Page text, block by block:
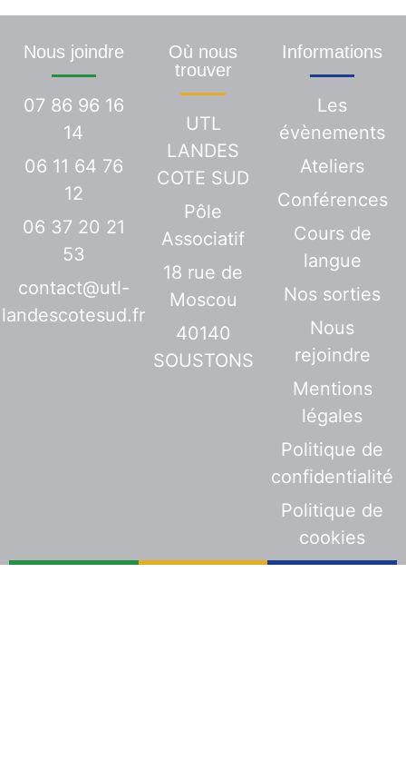
Nous joindre
07 86 96 16
14
06 11 64 76
12
06 37 20 21
53
contact@utl-
landescotesud.fr
Où nous
trouver
UTL
LANDES
COTE SUD
Pôle
Associatif
18 rue de
Moscou
40140
SOUSTONS
Informations
Les
évènements
Ateliers
Conférences
Cours de
langue
Nos sorties
Nous
rejoindre
Mentions
légales
Politique de
confidentialité
Politique de
cookies